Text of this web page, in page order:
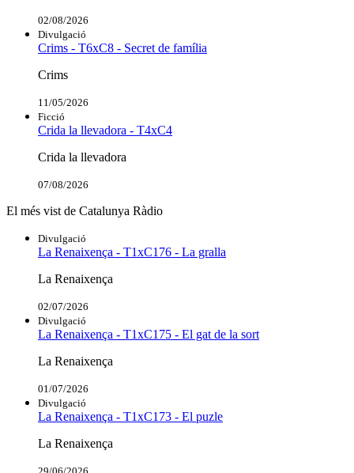
02/08/2026
Divulgació
Crims - T6xC8 - Secret de família
Crims
11/05/2026
Ficció
Crida la llevadora - T4xC4
Crida la llevadora
07/08/2026
El més vist de Catalunya Ràdio
Divulgació
La Renaixença - T1xC176 - La gralla
La Renaixença
02/07/2026
Divulgació
La Renaixença - T1xC175 - El gat de la sort
La Renaixença
01/07/2026
Divulgació
La Renaixença - T1xC173 - El puzle
La Renaixença